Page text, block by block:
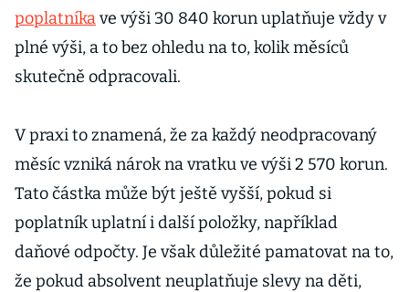
poplatníkave výši 30 840 korun uplatňuje vždy v
plné výši, a to bez ohledu na to, kolik měsíců
skutečně odpracovali.
V praxi to znamená, že za každý neodpracovaný
měsíc vzniká nárok na vratku ve výši 2 570 korun.
Tato částka může být ještě vyšší, pokud si
poplatník uplatní i další položky, například
daňové odpočty. Je však důležité pamatovat na to,
že pokud absolvent neuplatňuje slevy na děti,